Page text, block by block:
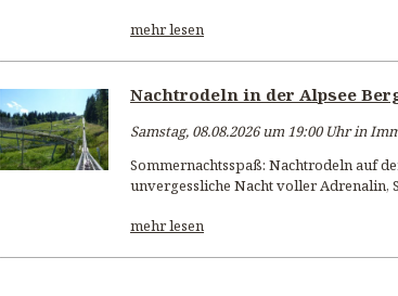
mehr lesen
Nachtrodeln in der Alpsee
Samstag, 08.08.2026 um 19:00 Uhr in
Sommernachtsspaß: Nachtrodeln auf
unvergessliche Nacht voller Adrenalin,
mehr lesen